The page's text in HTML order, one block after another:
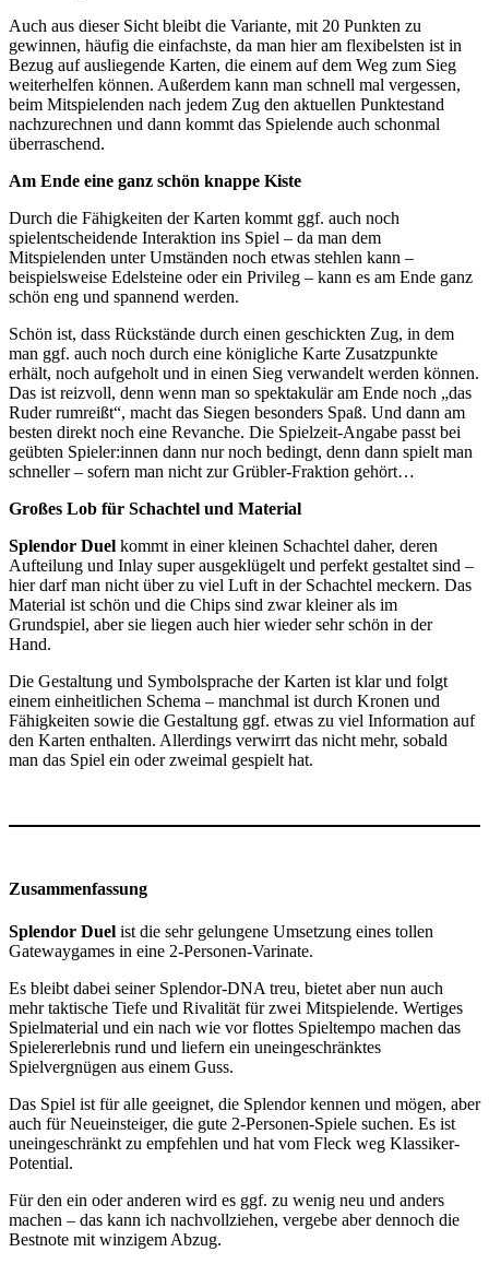
Auch aus dieser Sicht bleibt die Variante, mit 20 Punkten zu
gewinnen, häufig die einfachste, da man hier am flexibelsten ist in
Bezug auf ausliegende Karten, die einem auf dem Weg zum Sieg
weiterhelfen können. Außerdem kann man schnell mal vergessen,
beim Mitspielenden nach jedem Zug den aktuellen Punktestand
nachzurechnen und dann kommt das Spielende auch schonmal
überraschend.
Am Ende eine ganz schön knappe Kiste
Durch die Fähigkeiten der Karten kommt ggf. auch noch
spielentscheidende Interaktion ins Spiel – da man dem
Mitspielenden unter Umständen noch etwas stehlen kann –
beispielsweise Edelsteine oder ein Privileg – kann es am Ende ganz
schön eng und spannend werden.
Schön ist, dass Rückstände durch einen geschickten Zug, in dem
man ggf. auch noch durch eine königliche Karte Zusatzpunkte
erhält, noch aufgeholt und in einen Sieg verwandelt werden können.
Das ist reizvoll, denn wenn man so spektakulär am Ende noch „das
Ruder rumreißt“, macht das Siegen besonders Spaß. Und dann am
besten direkt noch eine Revanche. Die Spielzeit-Angabe passt bei
geübten Spieler:innen dann nur noch bedingt, denn dann spielt man
schneller – sofern man nicht zur Grübler-Fraktion gehört…
Großes Lob für Schachtel und Material
Splendor Duel kommt in einer kleinen Schachtel daher, deren
Aufteilung und Inlay super ausgeklügelt und perfekt gestaltet sind –
hier darf man nicht über zu viel Luft in der Schachtel meckern. Das
Material ist schön und die Chips sind zwar kleiner als im
Grundspiel, aber sie liegen auch hier wieder sehr schön in der
Hand.
Die Gestaltung und Symbolsprache der Karten ist klar und folgt
einem einheitlichen Schema – manchmal ist durch Kronen und
Fähigkeiten sowie die Gestaltung ggf. etwas zu viel Information auf
den Karten enthalten. Allerdings verwirrt das nicht mehr, sobald
man das Spiel ein oder zweimal gespielt hat.
Zusammenfassung
Splendor Duel ist die sehr gelungene Umsetzung eines tollen
Gatewaygames in eine 2-Personen-Varinate.
Es bleibt dabei seiner Splendor-DNA treu, bietet aber nun auch
mehr taktische Tiefe und Rivalität für zwei Mitspielende. Wertiges
Spielmaterial und ein nach wie vor flottes Spieltempo machen das
Spielererlebnis rund und liefern ein uneingeschränktes
Spielvergnügen aus einem Guss.
Das Spiel ist für alle geeignet, die Splendor kennen und mögen, aber
auch für Neueinsteiger, die gute 2-Personen-Spiele suchen. Es ist
uneingeschränkt zu empfehlen und hat vom Fleck weg Klassiker-
Potential.
Für den ein oder anderen wird es ggf. zu wenig neu und anders
machen – das kann ich nachvollziehen, vergebe aber dennoch die
Bestnote mit winzigem Abzug.